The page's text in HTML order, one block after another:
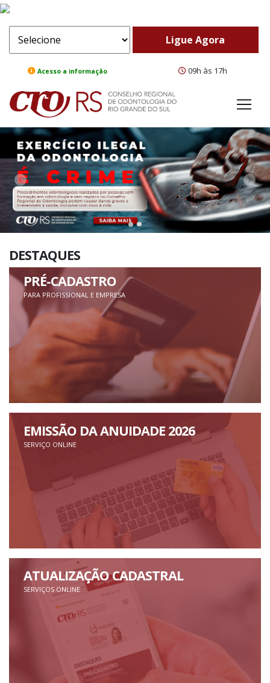
Acesso a informação 09h às 17h
ComeBack
DESTAQUES
PRÉ-CADASTRO
PARA PROFISSIONAL E EMPRESA
EMISSÃO DA ANUIDADE 2026
SERVIÇO ONLINE
ATUALIZAÇÃO CADASTRAL
SERVIÇOS ONLINE